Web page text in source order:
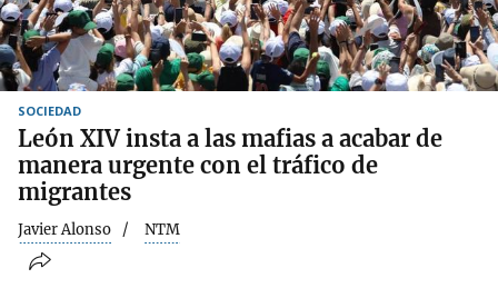
SOCIEDAD
León XIV insta a las mafias a acabar de
manera urgente con el tráfico de
migrantes
Javier Alonso NTM